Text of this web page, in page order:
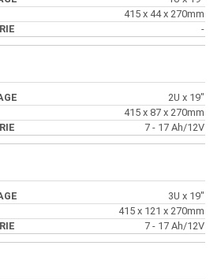
415 x 44 x 270mm
-
2U x 19"
415 x 87 x 270mm
7 - 17 Ah/12V
3U x 19"
415 x 121 x 270mm
7 - 17 Ah/12V